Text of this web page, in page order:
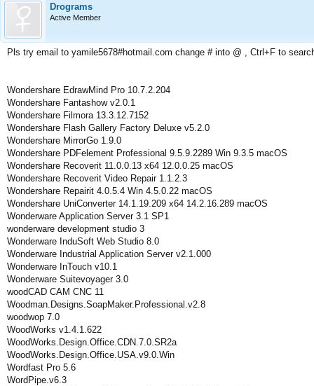
Drograms
Active Member
Pls try email to yamile5678#hotmail.com change # into @ , Ctrl+F to
Wondershare EdrawMind Pro 10.7.2.204
Wondershare Fantashow v2.0.1
Wondershare Filmora 13.3.12.7152
Wondershare Flash Gallery Factory Deluxe v5.2.0
Wondershare MirrorGo 1.9.0
Wondershare PDFelement Professional 9.5.9.2289 Win 9.3.5 macOS
Wondershare Recoverit 11.0.0.13 x64 12.0.0.25 macOS
Wondershare Recoverit Video Repair 1.1.2.3
Wondershare Repairit 4.0.5.4 Win 4.5.0.22 macOS
Wondershare UniConverter 14.1.19.209 x64 14.2.16.289 macOS
Wonderware Application Server 3.1 SP1
wonderware development studio 3
Wonderware InduSoft Web Studio 8.0
Wonderware Industrial Application Server v2.1.000
Wonderware InTouch v10.1
Wonderware Suitevoyager 3.0
woodCAD CAM CNC 11
Woodman.Designs.SoapMaker.Professional.v2.8
woodwop 7.0
WoodWorks v1.4.1.622
WoodWorks.Design.Office.CDN.7.0.SR2a
WoodWorks.Design.Office.USA.v9.0.Win
Wordfast Pro 5.6
WordPipe.v6.3